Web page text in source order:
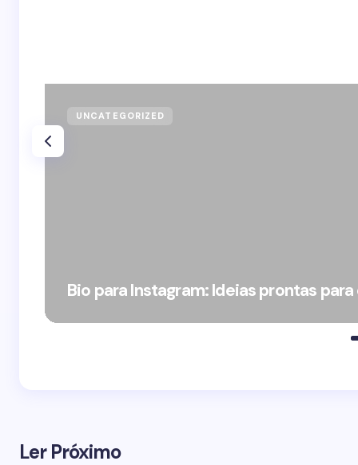
UNCATEGORIZED
Bio para Instagram: Ideias prontas
Ler Próximo